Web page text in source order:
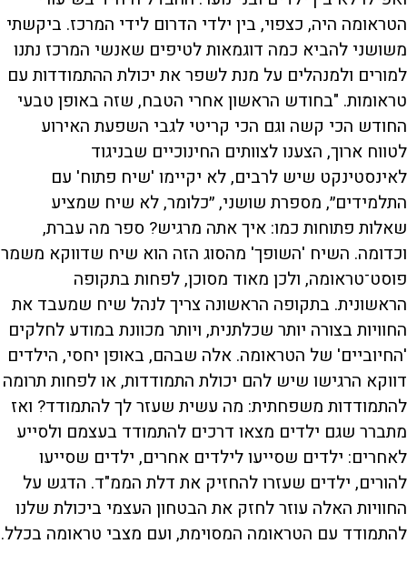
הטראומה היה, כצפוי, בין ילדי הדרום לידי המרכז. ביקשתי
משושני להביא כמה דוגמאות לטיפים שאנשי המרכז נתנו
למורים ולמנהלים על מנת לשפר את יכולת ההתמודדות עם
טראומות. "בחודש הראשון אחרי הטבח, שזה באופן טבעי
החודש הכי קשה וגם הכי קריטי לגבי השפעת האירוע
לטווח ארוך, הצענו לצוותים החינוכיים שבניגוד
לאינסטינקט שיש לרבים, לא יקיימו 'שיח פתוח' עם
התלמידים״, מספרת שושני, ״כלומר, לא שיח שמציע
שאלות פתוחות כמו: איך אתה מרגיש? ספר מה עברת,
וכדומה. השיח 'השופך' מהסוג הזה הוא שיח שדווקא משמר
פוסט־טראומה, ולכן מאוד מסוכן, לפחות בתקופה
הראשונית. בתקופה הראשונה צריך לנהל שיח שמעבד את
החוויות בצורה יותר שכלתנית, ויותר מכוונת במודע לחלקים
'החיוביים' של הטראומה. אלה שבהם, באופן יחסי, הילדים
דווקא הרגישו שיש להם יכולת התמודדות, או לפחות תרומה
להתמודדות משפחתית: מה עשית שעזר לך להתמודד? ואז
מתברר שגם ילדים מצאו דרכים להתמודד בעצמם ולסייע
לאחרים: ילדים שסייעו לילדים אחרים, ילדים שסייעו
להורים, ילדים שעזרו להחזיק את דלת הממ"ד. הדגש על
החוויות האלה עוזר לחזק את הבטחון העצמי ביכולת שלנו
להתמודד עם הטראומה המסוימת, ועם מצבי טראומה בכלל.